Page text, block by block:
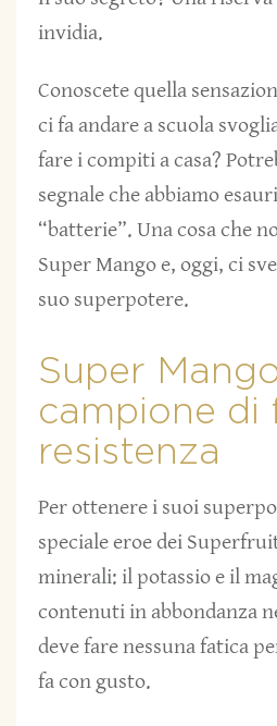
invidia.
Conoscete quella
ci fa andare a scuola
fare i compiti a casa?
segnale che abbiamo
“batterie”. Una cosa che
Super Mango e, oggi, ci
suo superpotere.
Super
campione di
resistenza
Per ottenere i suoi
speciale eroe dei
minerali: il potassio e il
contenuti in abbondanza
deve fare nessuna fatica
fa con gusto.